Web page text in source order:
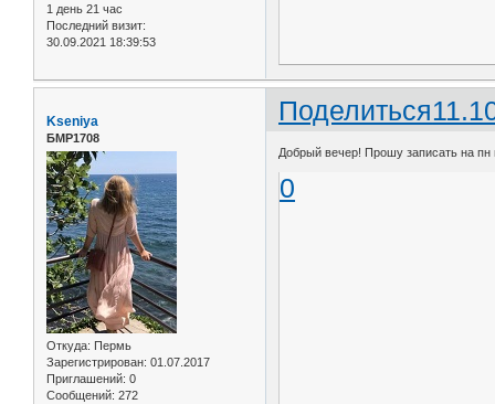
1 день 21 час
Последний визит:
30.09.2021 18:39:53
Поделиться
Kseniya
БМР1708
Откуда: Пермь
Зарегистрирован: 01.07.2017
Приглашений: 0
Сообщений: 272
Добрый вечер! Прошу записать на пн
0